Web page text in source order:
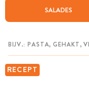
SALADES
RECEPT
CHAT MET MAIA
MIJN BEWAARDE RECEPTEN